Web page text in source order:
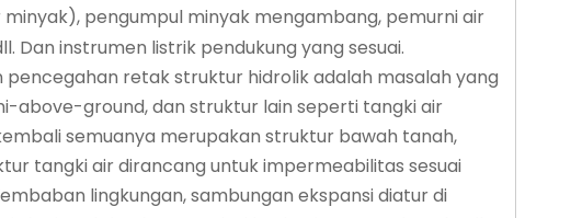
pengumpul minyak mengambang, pemurni air
instrumen listrik pendukung yang sesuai.
retak struktur hidrolik adalah masalah yang
above-ground, dan struktur lain seperti tangki air
semuanya merupakan struktur bawah tanah,
tangki air dirancang untuk impermeabilitas sesuai
lingkungan, sambungan ekspansi diatur di